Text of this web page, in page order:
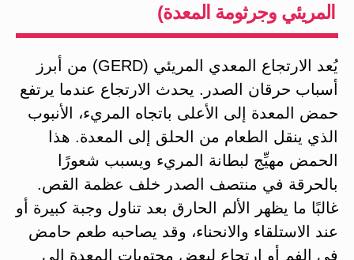
المريئي وجرثومة المعدة)
يُعد الارتجاع المعدي المريئي (GERD) من أبرز
أسباب حرقان الصدر. يحدث الارتجاع عندما يرتفع
حمض المعدة إلى الأعلى باتجاه المريء، الأنبوب
الذي ينقل الطعام من الحلق إلى المعدة​. هذا
الحمض مهيِّج لبطانة المريء ويسبب شعورًا
بالحرقة في منتصف الصدر خلف عظمة القص.
غالبًا ما يظهر الألم الحارق بعد تناول وجبة كبيرة أو
عند الاستلقاء والانحناء، وقد يصاحبه طعم حامض
في الفم أو ارتجاع لبعض محتويات المعدة إلى